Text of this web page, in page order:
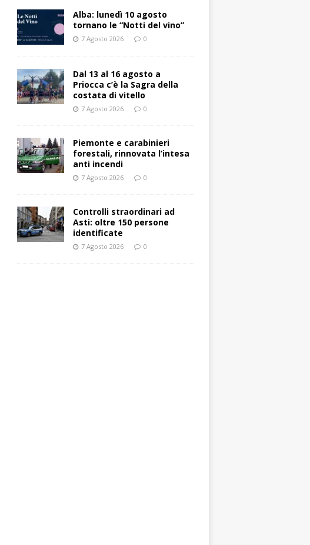
Alba: lunedì 10 agosto
tornano le “Notti del vino”
7 Agosto 2026 0
Dal 13 al 16 agosto a
Priocca c’è la Sagra della
costata di vitello
7 Agosto 2026 0
Piemonte e carabinieri
forestali, rinnovata l’intesa
anti incendi
7 Agosto 2026 0
Controlli straordinari ad
Asti: oltre 150 persone
identificate
7 Agosto 2026 0